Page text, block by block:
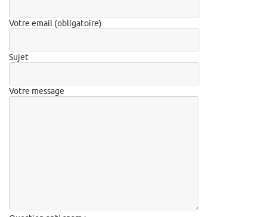
Votre email (obligatoire)
Sujet
Votre message